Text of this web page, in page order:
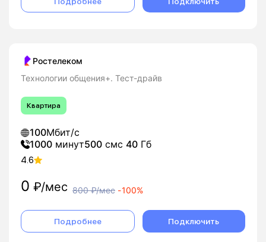
Ростелеком
Технологии общения+. Тест-драйв
Квартира
100Мбит/с
1000 минут500 смс 40 Гб
4.6
0 ₽/мес 800₽/мес -100%
Подробнее Подключить